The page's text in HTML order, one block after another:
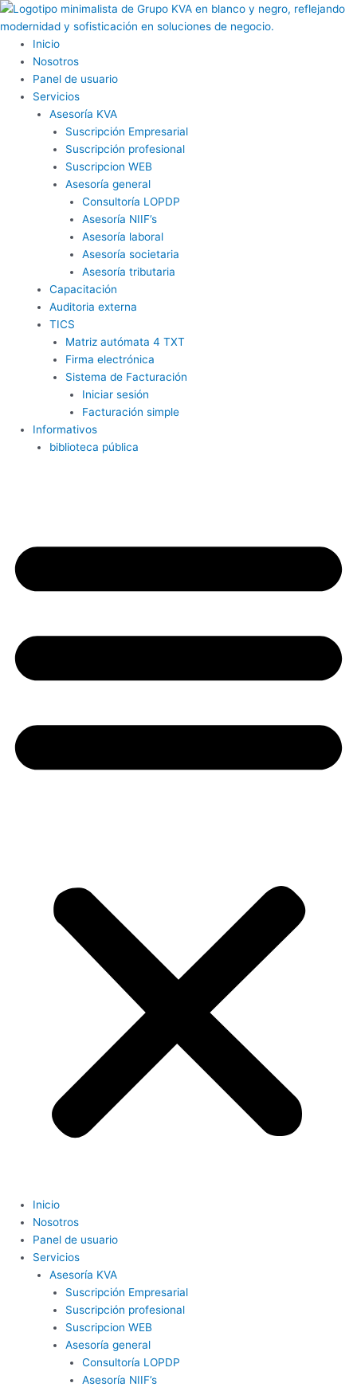
Ir
al
contenido
Inicio
Nosotros
Panel de usuario
Servicios
Asesoría KVA
Suscripción Empresarial
Suscripción profesional
Suscripcion WEB
Asesoría general
Consultoría LOPDP
Asesoría NIIF’s
Asesoría laboral
Asesoría societaria
Asesoría tributaria
Capacitación
Auditoria externa
TICS
Matriz autómata 4 TXT
Firma electrónica
Sistema de Facturación
Iniciar sesión
Facturación simple
Informativos
biblioteca pública
Inicio
Nosotros
Panel de usuario
Servicios
Asesoría KVA
Suscripción Empresarial
Suscripción profesional
Suscripcion WEB
Asesoría general
Consultoría LOPDP
Asesoría NIIF’s